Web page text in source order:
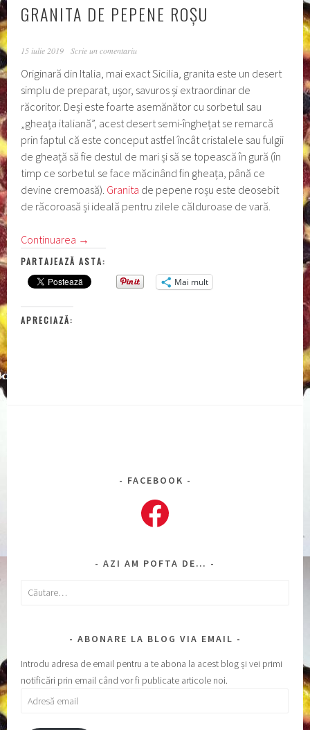
GRANITA DE PEPENE ROȘU
15 iulie 2019 Scrie un comentariu
Originară din Italia, mai exact Sicilia, granita este un desert
simplu de preparat, ușor, savuros și extraordinar de
răcoritor. Deși este foarte asemănător cu sorbetul sau
„gheața italiană”, acest desert semi-înghețat se remarcă
prin faptul că este conceput astfel încât cristalele sau fulgii
de gheață să fie destul de mari și să se topească în gură (în
timp ce sorbetul se face măcinând fin gheața, până ce
devine cremoasă). Granita de pepene roșu este deosebit
de răcoroasă și ideală pentru zilele călduroase de vară.
Continuarea →
PARTAJEAZĂ ASTA:
Mai mult
APRECIAZĂ:
FACEBOOK
Facebook
AZI AM POFTA DE…
Caută
ABONARE LA BLOG VIA EMAIL
Introdu adresa de email pentru a te abona la acest blog și vei primi
notificări prin email când vor fi publicate articole noi.
Adresă